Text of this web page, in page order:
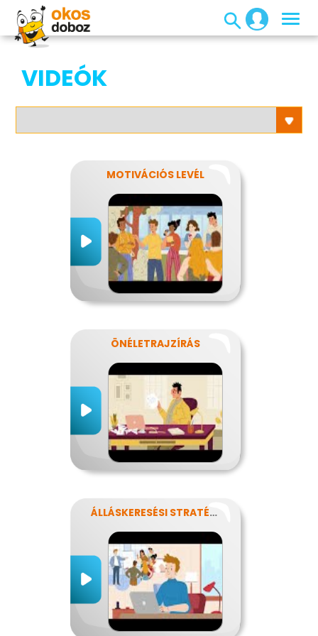
VIDEÓK
MOTIVÁCIÓS LEVÉL
ÖNÉLETRAJZÍRÁS
ÁLLÁSKERESÉSI STRATÉGIA ÉS ÁLLÁSINTERJÚ